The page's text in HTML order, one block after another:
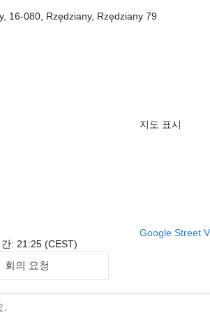
16-080, Rzędziany, Rzędziany 79
지도 표시
Google Street
: 21:25 (CEST)
회의 요청